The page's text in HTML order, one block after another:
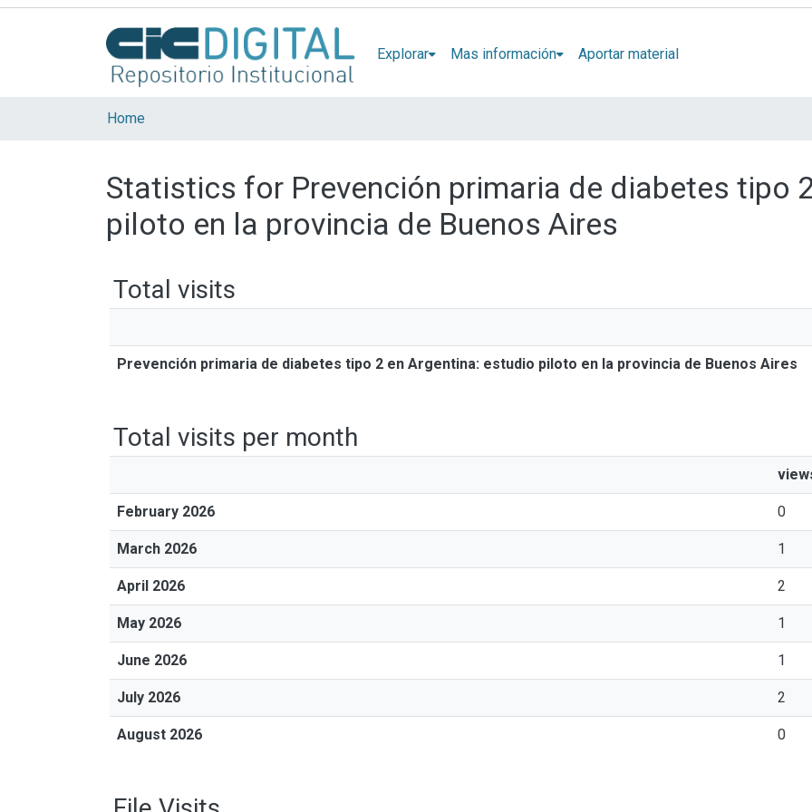
Explorar Mas información Aportar material
Home
Statistics for Prevención primaria de diabetes tipo
piloto en la provincia de Buenos Aires
Total visits
Prevención primaria de diabetes tipo 2 en Argentina: estudio piloto en la provincia de Buenos Aires
Total visits per month
February 2026 0
March 2026 1
April 2026 2
May 2026 1
June 2026 1
July 2026 2
August 2026 0